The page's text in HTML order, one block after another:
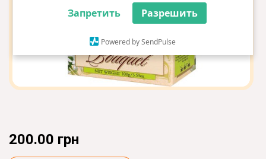
Запретить Разрешить
Powered by SendPulse
200.00 грн